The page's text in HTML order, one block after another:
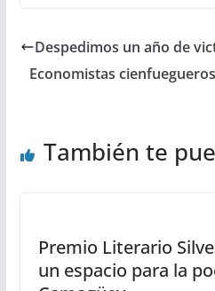
Despedimos un año de
Economistas
También te
Premio Literario
un espacio para la